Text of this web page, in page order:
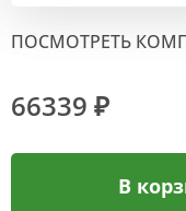
ПОСМОТРЕТЬ
66339 ₽
В